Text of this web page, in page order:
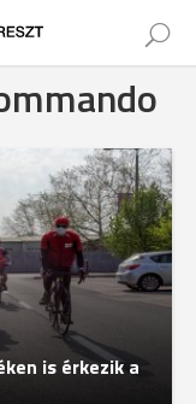
is érkezik a